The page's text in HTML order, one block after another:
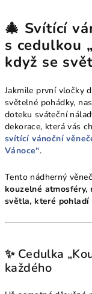
🎄 Svítící
s cedulkou
když se
Jakmile první vločky
světelné pohádky,
doteku sváteční
dekorace, která vás
svítící vánoční
Vánoce“.
Tento nádherný
kouzelné
světla, které pohladí
✨ Cedulka
každého